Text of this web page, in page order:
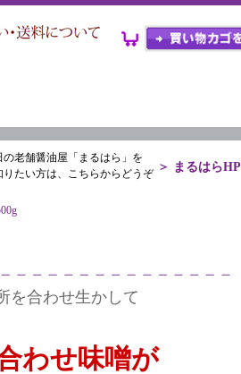
の老舗醤油屋「まるはら」を
りたい方は、こちらからどうぞ ＞ まるはらHP
を合わせ生かして
わせ味噌が